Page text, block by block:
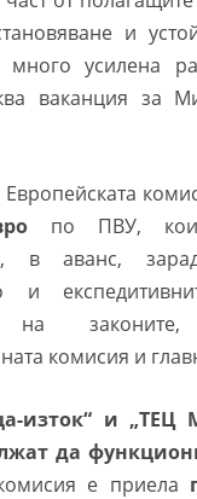
и
много усилена
ваканция за
по ПВУ,
в аванс,
и
на
комисия и
изток“ и „ТЕЦ
да
е приела